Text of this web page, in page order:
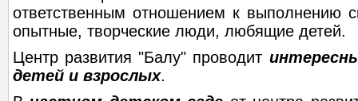
ответственным отношением к выполнению
опытные, творческие люди, любящие детей.
Центр развития "Балу" проводит
детей и взрослых.